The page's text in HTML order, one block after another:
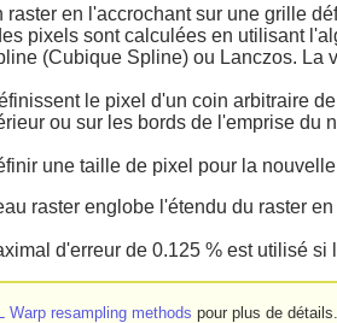
raster en l'accrochant sur une grille
pixels sont calculées en utilisant
(Cubique Spline) ou Lanczos. La
le pixel d'un coin arbitraire
ou sur les bords de l'emprise du
une taille de pixel pour la
raster englobe l'étendu du raster en
d'erreur de 0.125 % est utilisé si
Warp resampling methods pour plus de détails.